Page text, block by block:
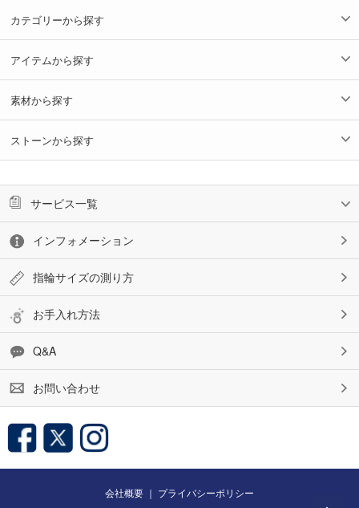
カテゴリーから探す
アイテムから探す
素材から探す
ストーンから探す
サービス一覧
インフォメーション
指輪サイズの測り方
お手入れ方法
Q&A
お問い合わせ
会社概要 ｜ プライバシーポリシー